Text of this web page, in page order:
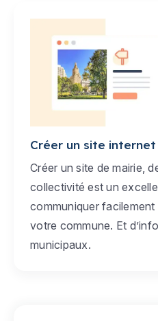
Créer un site
Créer un site de mairie,
collectivité est un
communiquer
votre commune. Et
municipaux.